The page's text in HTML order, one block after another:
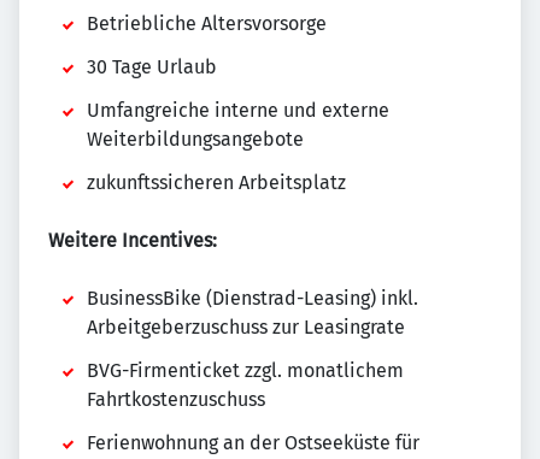
Betriebliche Altersvorsorge
30 Tage Urlaub
Umfangreiche interne und externe
Weiterbildungsangebote
zukunftssicheren Arbeitsplatz
Weitere Incentives:
BusinessBike (Dienstrad-Leasing) inkl.
Arbeitgeberzuschuss zur Leasingrate
BVG-Firmenticket zzgl. monatlichem
Fahrtkostenzuschuss
Ferienwohnung an der Ostseeküste für